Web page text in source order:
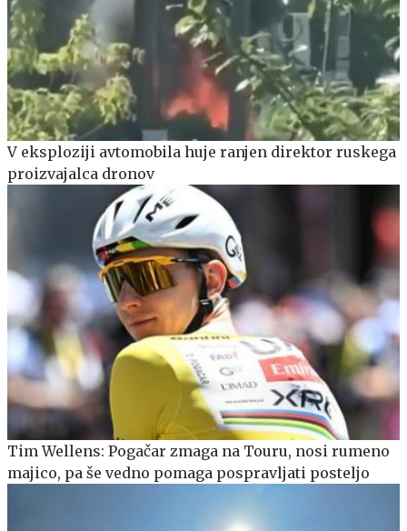
V eksploziji avtomobila huje ranjen direktor ruskega
proizvajalca dronov
Tim Wellens: Pogačar zmaga na Touru, nosi rumeno
majico, pa še vedno pomaga pospravljati posteljo